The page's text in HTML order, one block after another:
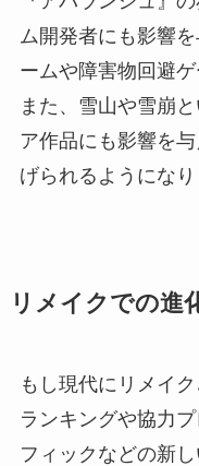
ム開発者にも影響
ームや障害物回避
また、雪山や雪崩
ア作品にも影響を
げられるようになり
リメイクでの進
もし現代にリメイ
ランキングや協力
フィックなどの新